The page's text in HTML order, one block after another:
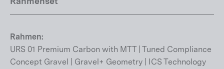
Rahmen:
URS 01 Premium Carbon with MTT | Tuned Compliance
Concept Gravel | Gravel+ Geometry | ICS Technology